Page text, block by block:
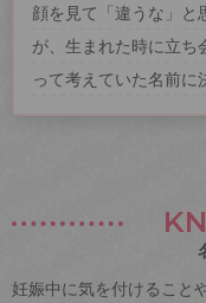
顔を見て「違うな」と
が、生まれた時に立ち
って考えていた名前に
妊娠中に気を付けること